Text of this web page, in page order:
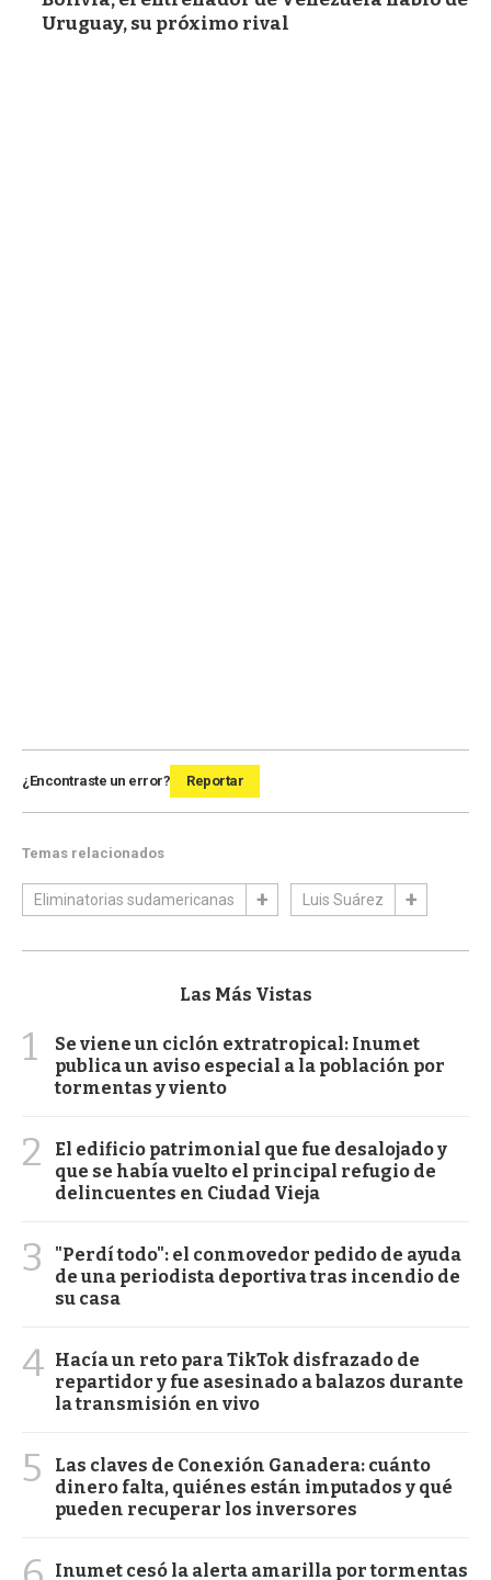
Uruguay, su próximo rival
¿Encontraste un error? Reportar
Temas relacionados
Eliminatorias sudamericanas Luis Suárez
Las Más Vistas
1
Se viene un ciclón extratropical: Inumet
publica un aviso especial a la población por
tormentas y viento
2
El edificio patrimonial que fue desalojado y
que se había vuelto el principal refugio de
delincuentes en Ciudad Vieja
3
"Perdí todo": el conmovedor pedido de ayuda
de una periodista deportiva tras incendio de
su casa
4 Hacía un reto para TikTok disfrazado de
repartidor y fue asesinado a balazos durante
la transmisión en vivo
5
Las claves de Conexión Ganadera: cuánto
dinero falta, quiénes están imputados y qué
pueden recuperar los inversores
Inumet cesó la alerta amarilla por tormentas